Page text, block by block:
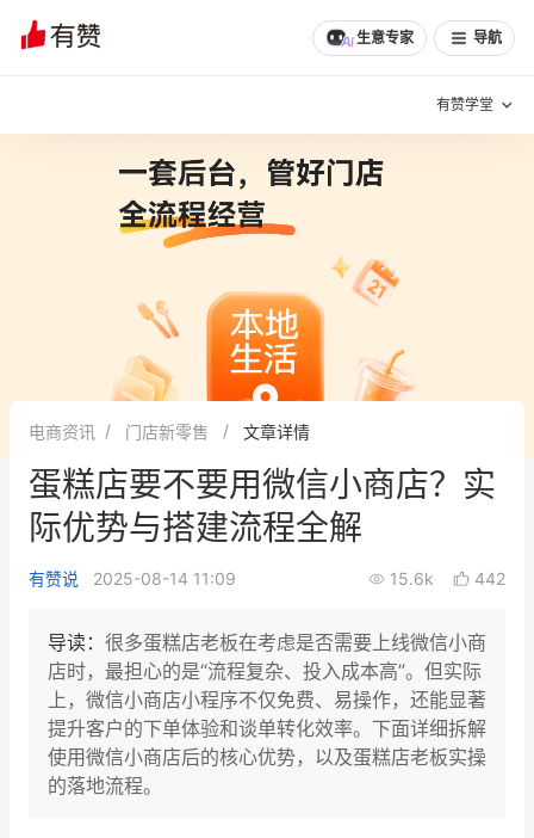
生意专家 导航
有赞学堂
增长方法
有赞专家说
新零售最佳实践
面对面聊增长
新零售大会 新零售茶会
增长产品指南
智库 产品场景库
产品更新动态
电商资讯 门店新零售 文章详情
蛋糕店要不要用微信小商店？实
际优势与搭建流程全解
有赞说 2025-08-14 11:09 15.6k 442
导读： 很多蛋糕店老板在考虑是否需要上线微信小商
店时，最担心的是“流程复杂、投入成本高”。但实际
上，微信小商店小程序不仅免费、易操作，还能显著
提升客户的下单体验和谈单转化效率。下面详细拆解
使用微信小商店后的核心优势，以及蛋糕店老板实操
的落地流程。